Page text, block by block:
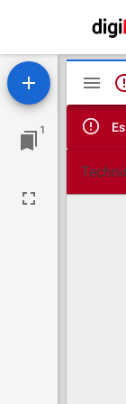
1